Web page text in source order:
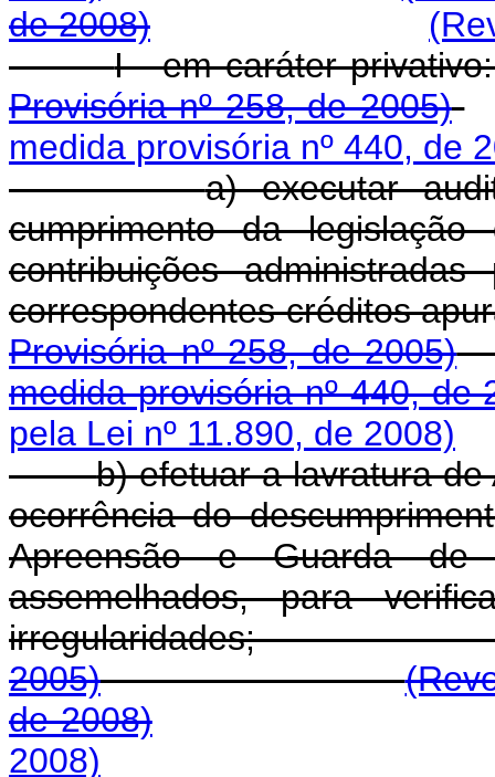
de 2008)
I - em
Provisória nº 258, de 2005)
medida provisória nº 440, de
a) executar
cumprimento da
contribuições
correspondentes
Provisória nº 258, de 2005)
medida provisória nº 440, de
pela Lei nº 11.890, de 2008)
b) efetuar a lavratura
ocorrência do
Apreensão e Guarda de
assemelhados, para
2005)
de 2008)
2008)